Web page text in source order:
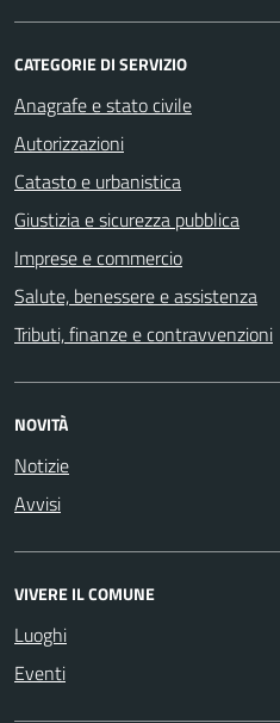
CATEGORIE DI SERVIZIO
Anagrafe e stato civile
Autorizzazioni
Catasto e urbanistica
Giustizia e sicurezza pubblica
Imprese e commercio
Salute, benessere e assistenza
Tributi, finanze e contravvenzioni
NOVITÀ
Notizie
Avvisi
VIVERE IL COMUNE
Luoghi
Eventi